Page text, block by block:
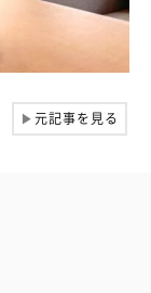
▶元記事を見る